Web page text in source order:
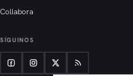
Collabora
SÍGUINOS